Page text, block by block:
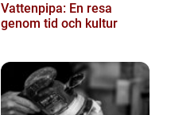
Vattenpipa: En resa
genom tid och kultur